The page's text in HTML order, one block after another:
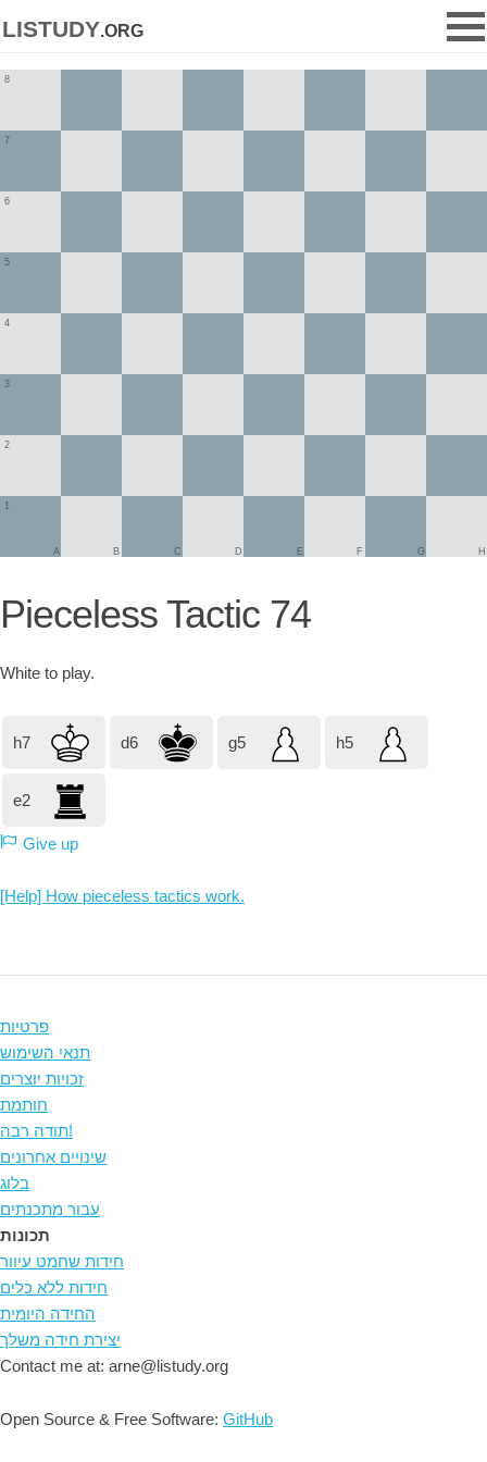
listudy.org
1
2
3
4
5
6
7
8
A B C D E F G H
Pieceless Tactic 74
White to play.
h7 d6 g5 h5
e2
Give up
[Help] How pieceless tactics work.
פרטיות
תנאי השימוש
זכויות יוצרים
חותמת
תודה רבה!
שינויים אחרונים
בלוג
עבור מתכנתים
תכונות
חידות שחמט עיוור
חידות ללא כלים
החידה היומית
יצירת חידה משלך
Contact me at: arne@listudy.org
Open Source & Free Software: GitHub